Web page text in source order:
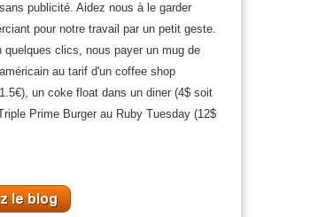
publicité. Aidez nous à le garder
pour notre travail par un petit geste.
quelques clics, nous payer un mug de
au tarif d'un coffee shop
un coke float dans un diner (4$ soit
Prime Burger au Ruby Tuesday (12$